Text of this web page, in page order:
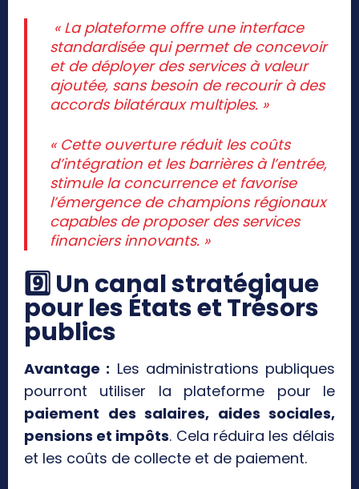
« La plateforme offre une interface
standardisée qui permet de concevoir
et de déployer des services à valeur
ajoutée, sans besoin de recourir à des
accords bilatéraux multiples. »
« Cette ouverture réduit les coûts
d’intégration et les barrières à l’entrée,
stimule la concurrence et favorise
l’émergence de champions régionaux
capables de proposer des services
financiers innovants. »
9️⃣ Un canal stratégique
pour les États et Trésors
publics
Avantage : Les administrations publiques
pourront utiliser la plateforme pour le
paiement des salaires, aides sociales,
pensions et impôts. Cela réduira les délais
et les coûts de collecte et de paiement.